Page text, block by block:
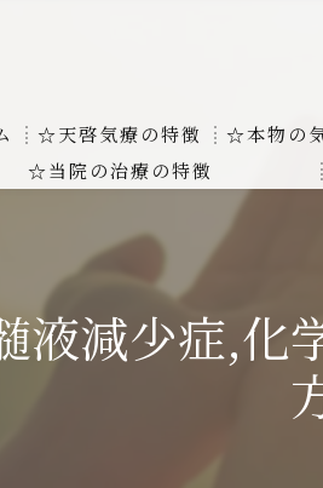
☆天啓気療の特徴
お客様の質問に対する回答
天啓気療に関する書籍
本物の気功師にも優るサイ能力の凄
☆本物の
クンダリ
☆当院の治療の特徴
筋痛症が天啓気療により奇跡的な寛解
患液減少症,化